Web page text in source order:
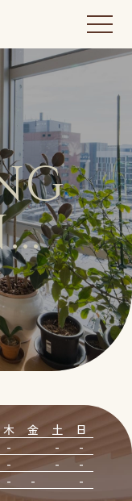
木 金 土
日
- -
-
- -
-
- - -